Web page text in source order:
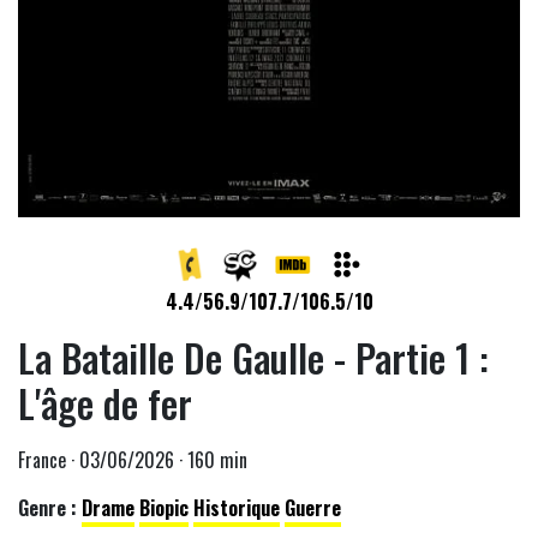
4.4/56.9/107.7/106.5/10
La Bataille De Gaulle - Partie 1 :
L'âge de fer
France · 03/06/2026 · 160 min
Genre : Drame Biopic Historique Guerre